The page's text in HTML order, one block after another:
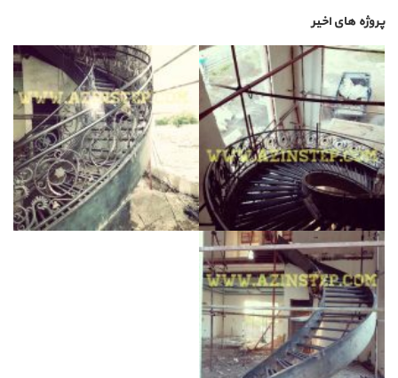
پروژه های اخیر